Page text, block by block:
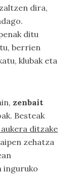
dira,
ditu
berrien
klubak eta
zenbait
Besteak
ditzake
zehatza
inguruko